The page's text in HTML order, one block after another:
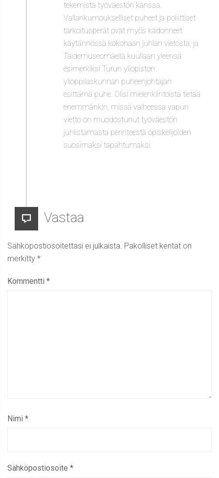
tekemistä työväestön kanssa.
Vallankumoukselliset puheet ja poliittiset
tarkoitusperät ovat myös kadonneet
käytännössä kokonaan juhlan vietosta, ja
Taidemuseomäellä kuullaan yleensä
esimerkiksi Turun yliopiston
ylioppilaskunnan puheenjohtajan
esittämä puhe. Olisi mielenkiintoista tietää
enemmänkin, missä vaiheessa vapun
vietto on muodostunut työväestön
juhlistamasta perinteestä opiskelijoiden
suosimaksi tapahtumaksi.
Vastaa
Sähköpostiosoitettasi ei julkaista. Pakolliset kentät on
merkitty *
Kommentti *
Nimi *
Sähköpostiosoite *